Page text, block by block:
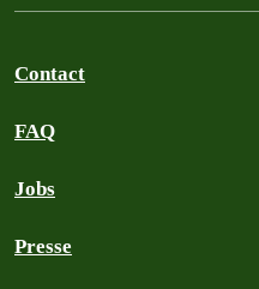
Contact
FAQ
Jobs
Presse